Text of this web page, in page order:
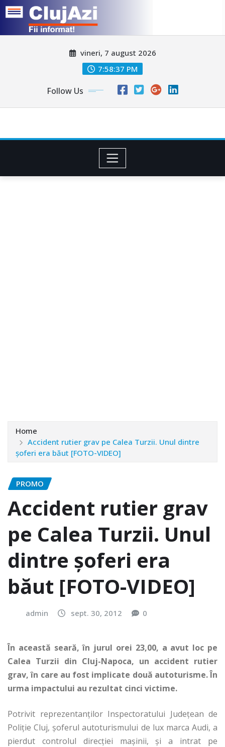
vineri, 7 august 2026
7:58:39 PM
Follow Us
Home
Accident rutier grav pe Calea Turzii. Unul dintre
şoferi era băut [FOTO-VIDEO]
PROMO
Accident rutier grav
pe Calea Turzii. Unul
dintre şoferi era
băut [FOTO-VIDEO]
admin sept. 30, 2012 0
În această seară, în jurul orei 23,00, a avut loc pe
Calea Turzii din Cluj-Napoca, un accident rutier
grav, în care au fost implicate două autoturisme.În
urma impactului au rezultat cinci victime.
Potrivit reprezentanţilor Inspectoratului Judeţean de
Poliţie Cluj, şoferul autoturismului de lux marca Audi, a
pierdut controlul direcţiei maşinii, şi a intrat pe